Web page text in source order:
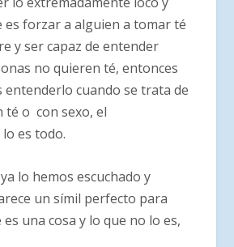
es forzar a alguien a tomar té
y ser capaz de entender
no quieren té, entonces
entenderlo cuando se trata de
té o con sexo, el
es todo.
lo hemos escuchado y
un símil perfecto para
una cosa y lo que no lo es,